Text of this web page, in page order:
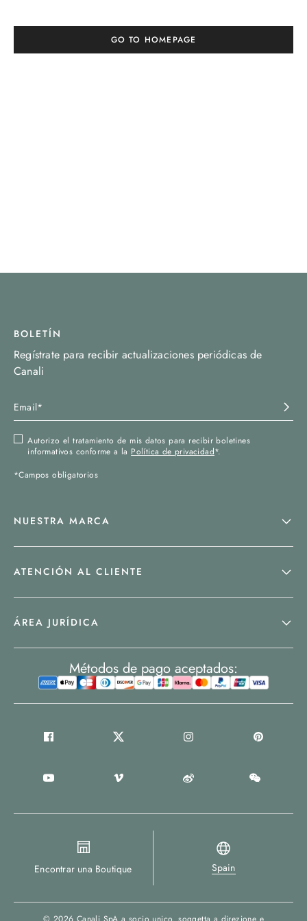
GO TO HOMEPAGE
BOLETÍN
Regístrate para recibir actualizaciones periódicas de
Canali
Autorizo el tratamiento de mis datos para recibir boletines
informativos conforme a la Política de privacidad*.
*Campos obligatorios
NUESTRA MARCA
ATENCIÓN AL CLIENTE
ÁREA JURÍDICA
Encontrar una Boutique Spain
Métodos de pago aceptados: